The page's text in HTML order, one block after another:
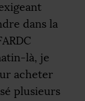
dans la
là, je
acheter
plusieurs